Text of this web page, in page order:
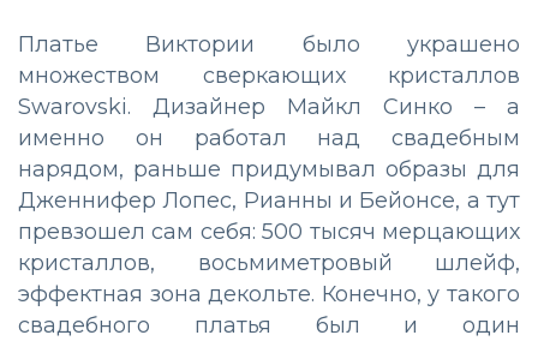
Платье Виктории было украшено
множеством сверкающих кристаллов
Swarovski. Дизайнер Майкл Синко – а
именно он работал над свадебным
нарядом, раньше придумывал образы для
Дженнифер Лопес, Рианны и Бейонсе, а тут
превзошел сам себя: 500 тысяч мерцающих
кристаллов, восьмиметровый шлейф,
эффектная зона декольте. Конечно, у такого
свадебного платья был и один